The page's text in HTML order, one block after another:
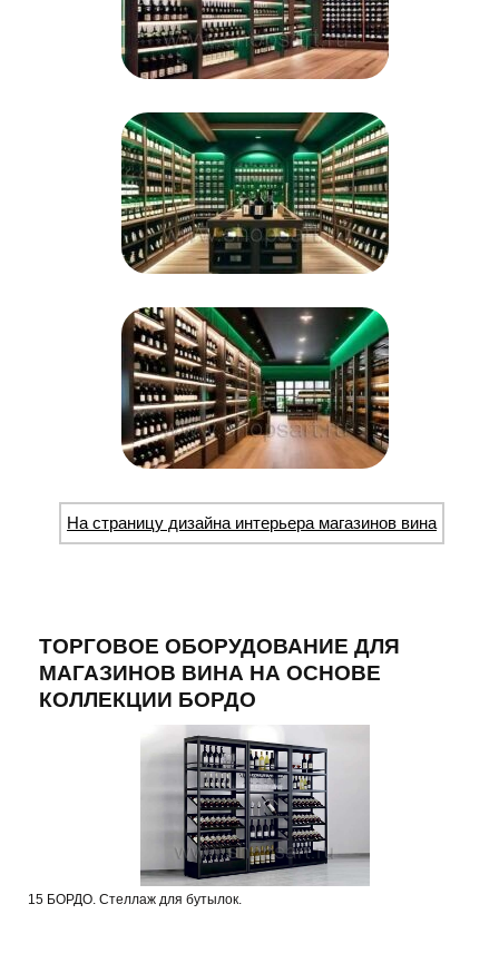
На страницу дизайна интерьера магазинов вина
ТОРГОВОЕ ОБОРУДОВАНИЕ ДЛЯ
МАГАЗИНОВ ВИНА НА ОСНОВЕ
КОЛЛЕКЦИИ БОРДО
15 БОРДО. Стеллаж для бутылок.